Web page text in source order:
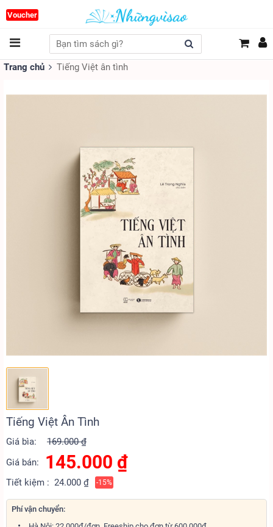
Voucher
Trang chủ Tiếng Việt ân tình
Tiếng Việt Ân Tình
Giá bìa:
169.000 ₫
Giá bán:
145.000 ₫
Tiết kiệm : 24.000 ₫ -15%
Phí vận chuyển: